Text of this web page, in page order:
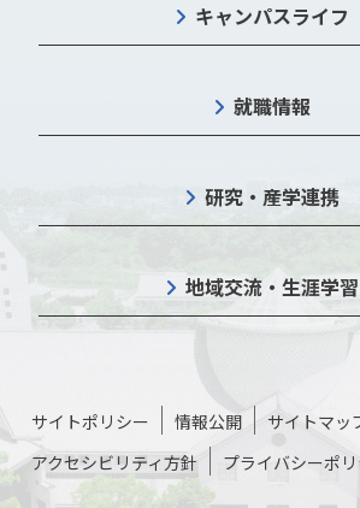
キャンパスライフ
就職情報
研究・産学連携
地域交流・生涯学習
サイトポリシー 情報公開 サイトマッ
アクセシビリティ方針
プライバシーポ